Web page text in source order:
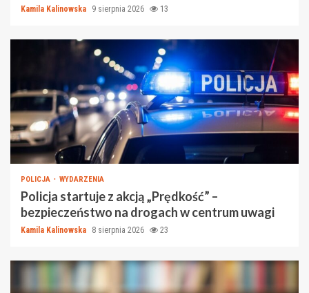
Kamila Kalinowska 9 sierpnia 2026 13
POLICJA WYDARZENIA
Policja startuje z akcją „Prędkość” –
bezpieczeństwo na drogach w centrum uwagi
Kamila Kalinowska 8 sierpnia 2026 23